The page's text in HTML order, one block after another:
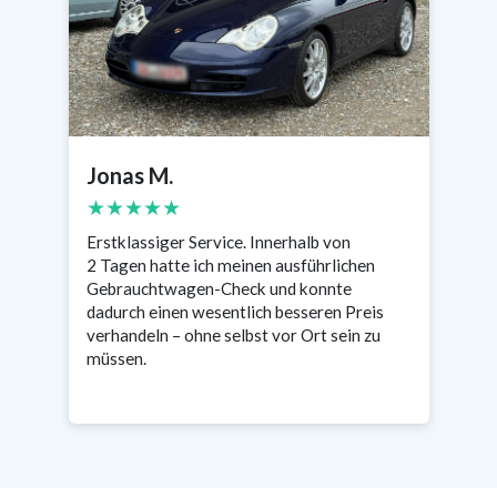
Jonas M.
★★★★★
Erstklassiger Service. Innerhalb von
2 Tagen hatte ich meinen ausführlichen
Gebrauchtwagen-Check und konnte
dadurch einen wesentlich besseren Preis
verhandeln – ohne selbst vor Ort sein zu
müssen.